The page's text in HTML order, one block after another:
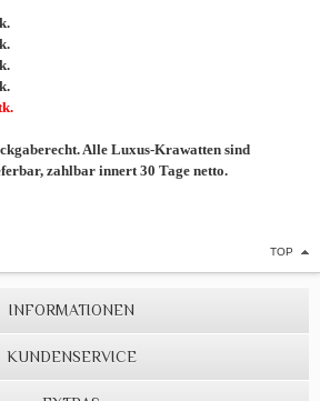
Alle Luxus-Krawatten sind
zahlbar innert 30 Tage netto.
TOP
INFORMATIONEN
KUNDENSERVICE